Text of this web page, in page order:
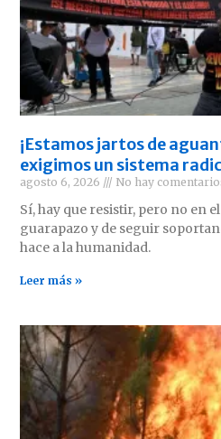
¡Estamos jartos de
exigimos un sistema
agosto 6, 2026 No hay
Sí, hay que resistir, pero no en
guarapazo y de seguir
hace a la humanidad.
Leer más »